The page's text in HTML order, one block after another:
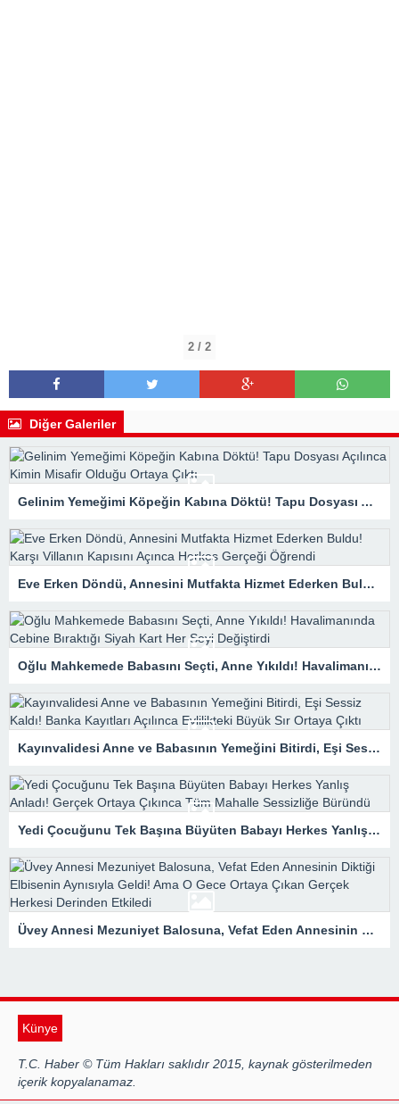
2 / 2
Diğer Galeriler
Gelinim Yemeğimi Köpeğin Kabına Döktü! Tapu Dosyası Açılınca Kimin Misafir Olduğu Ortaya Çıktı
Eve Erken Döndü, Annesini Mutfakta Hizmet Ederken Buldu! Karşı Villanın Kapısını Açınca Herkes Gerçeği Öğrendi
Oğlu Mahkemede Babasını Seçti, Anne Yıkıldı! Havalimanında Cebine Bıraktığı Siyah Kart Her Şeyi Değiştirdi
Kayınvalidesi Anne ve Babasının Yemeğini Bitirdi, Eşi Sessiz Kaldı! Banka Kayıtları Açılınca Evlilikteki Büyük Sır Ortaya Çıktı
Yedi Çocuğunu Tek Başına Büyüten Babayı Herkes Yanlış Anladı! Gerçek Ortaya Çıkınca Tüm Mahalle Sessizliğe Büründü
Üvey Annesi Mezuniyet Balosuna, Vefat Eden Annesinin Diktiği Elbisenin Aynısıyla Geldi! Ama O Gece Ortaya Çıkan Gerçek Herkesi Derinden Etkiledi
Künye
T.C. Haber © Tüm Hakları saklıdır 2015, kaynak gösterilmeden
içerik kopyalanamaz.